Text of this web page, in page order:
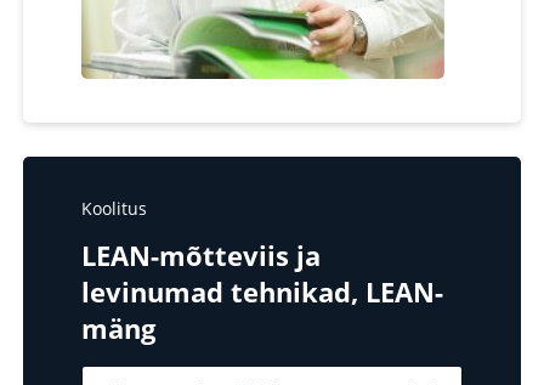
Koolitus
LEAN-mõtteviis ja
levinumad tehnikad, LEAN-
mäng